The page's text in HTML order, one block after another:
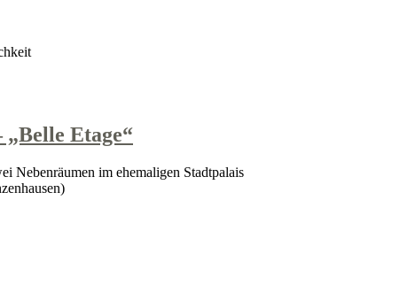
Etage“
Nebenräumen im ehemaligen Stadtpalais